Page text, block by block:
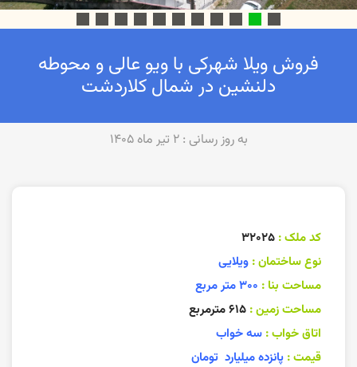
فروش ویلا شهرکی با ویو عالی و محوطه
دلنشین در شمال کلاردشت
به روز رسانی : ۲ تیر ماه ۱۴۰۵
کد ملک :
نوع ساختمان : ویلایی
مساحت بنا :
مساحت زمین : ۶۱۵ مترمربع
اتاق خواب : سه خواب
قیمت : پانزده میلیارد تومان